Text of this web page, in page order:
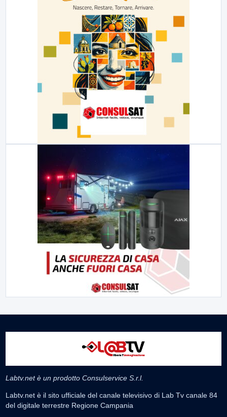
Labtv.net è un prodotto Consulservice S.r.l.
Labtv.net è il sito ufficiale del canale televisivo di Lab Tv canale 84
del digitale terrestre Regione Campania